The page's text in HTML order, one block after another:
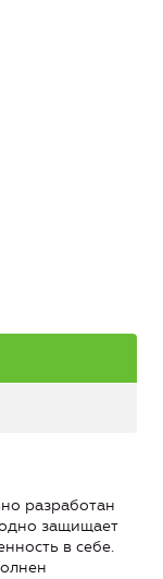
разработан
защищает
в себе.